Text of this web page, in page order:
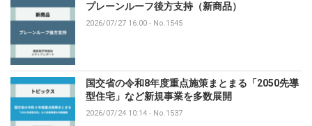
プレーンルーフ後方支持（新商品）
2026/07/27 16:00 - No.1545
国交省の令和8年度重点施策まとまる「2050先導
型住宅」など新規事業を多数展開
2026/07/24 10:14 - No.1537